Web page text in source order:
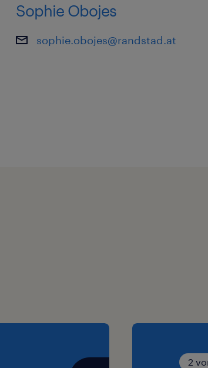
Sophie Obojes
sophie.obojes@randstad.at
2